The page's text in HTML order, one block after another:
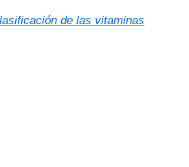
de las vitaminas